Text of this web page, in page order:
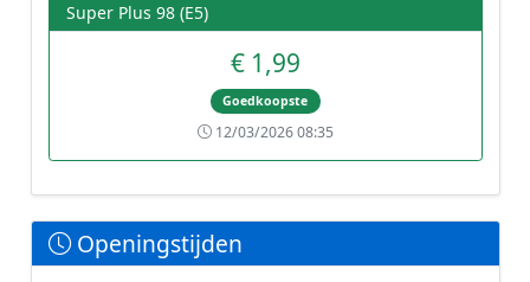
Super Plus 98 (E5)
€ 1,99
Goedkoopste
12/03/2026 08:35
Openingstijden